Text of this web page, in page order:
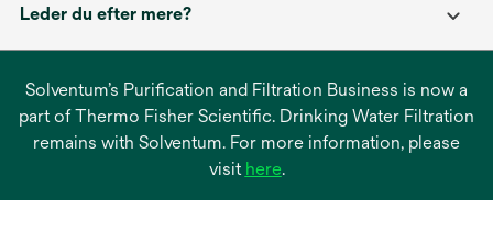
Leder du efter mere?
Solventum’s Purification and Filtration Business is now a
part of Thermo Fisher Scientific. Drinking Water Filtration
remains with Solventum. For more information, please
visit hereopens
.